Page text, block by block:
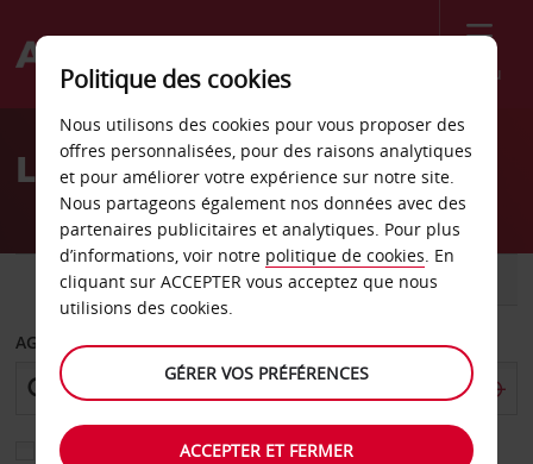
Menu
Welcome
AvisLocation de voiture Ferrol
VOITURE UTILITAIRE
AGENCE DE DÉPART
Sélectionnez une autre agence de retour
Politique des cookies
Nous utilisons des cookies pour vous proposer des
offres personnalisées, pour des raisons analytiques
et pour améliorer votre expérience sur notre site.
Nous partageons également nos données avec des
partenaires publicitaires et analytiques. Pour plus
d’informations, voir notre politique de cookies. En
cliquant sur ACCEPTER vous acceptez que nous
utilisions des cookies.
GÉRER VOS PRÉFÉRENCES
ACCEPTER ET FERMER